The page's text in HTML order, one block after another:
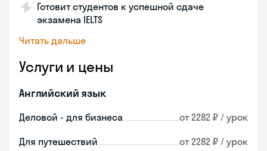
Готовит студентов к успешной сдаче
экзамена IELTS
Читать дальше
Услуги и цены
Английский язык
Деловой - для бизнеса от 2282 ₽ / урок
Для путешествий от 2282 ₽ / урок